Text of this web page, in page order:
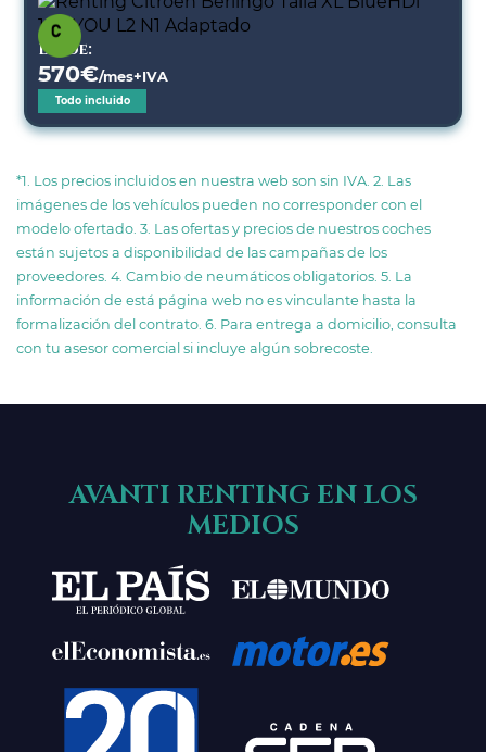
Desde:
570€/mes+IVA
Todo incluido
*1. Los precios incluidos en nuestra web son sin IVA. 2. Las
imágenes de los vehículos pueden no corresponder con el
modelo ofertado. 3. Las ofertas y precios de nuestros coches
están sujetos a disponibilidad de las campañas de los
proveedores. 4. Cambio de neumáticos obligatorios. 5. La
información de está página web no es vinculante hasta la
formalización del contrato. 6. Para entrega a domicilio, consulta
con tu asesor comercial si incluye algún sobrecoste.
AVANTI RENTING EN LOS
MEDIOS